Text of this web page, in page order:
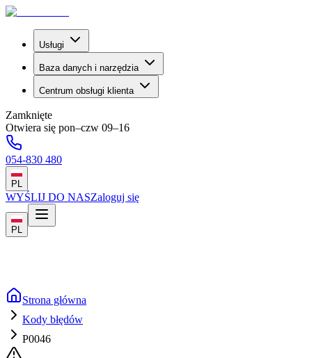
Usługi
Baza danych i narzędzia
Centrum obsługi klienta
Zamknięte
Otwiera się pon–czw 09–16
054-830 480
PL
WYŚLIJ DO NASZaloguj się
PL
Strona główna
Kody błędów
P0046